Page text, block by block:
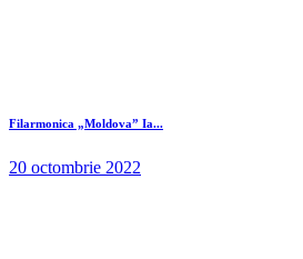
Filarmonica „Moldova” Ia...
20 octombrie 2022